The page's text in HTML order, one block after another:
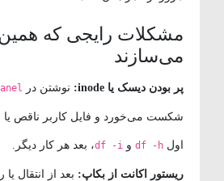
مشکلات رایجی که همین
می‌سازند
پر بودن دیسک یا inode: نوشتن در
شکست می‌خورد و فایل کاربر ناقص یا
اولdf -h وdf -i ، بعد هر کار دیگر.
ریستور اکانت از بکاپ:بعد از انتقال یا